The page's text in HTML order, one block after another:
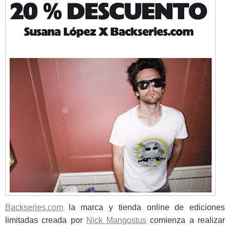
Backseries.com la marca y tienda online de ediciones
limitadas creada por Nick Mangostus comienza a realizar